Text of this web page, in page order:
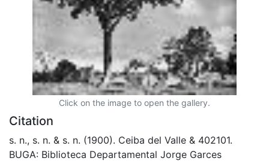
Click on the image to open the gallery.
Citation
s. n., s. n. & s. n. (1900). Ceiba del Valle & 402101.
BUGA: Biblioteca Departamental Jorge Garces